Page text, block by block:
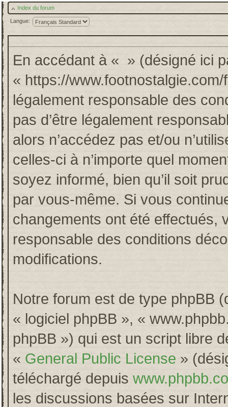
Index du forum
Langue:
En accédant à « » (désigné ici
« https://
légalement responsable des
pas d’être légalement
alors n’accédez pas et/ou
celles-ci à n’importe quel
soyez informé, bien qu’il soit
par vous-même. Si vous
changements ont été effectués,
responsable des conditions
modifications.
Notre forum est de type phpBB
« logiciel phpBB », «
phpBB ») qui est un script libre
« General Public License »
téléchargé depuis
les discussions basées sur